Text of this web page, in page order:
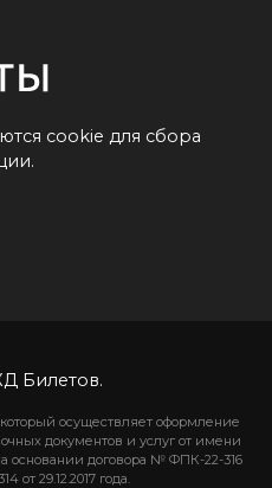
cookie для сбора
Билетов.
осуществляет оформление
документов и услуг от имени
основании договора № ФПК-22-316
от 29.12.2017 года.